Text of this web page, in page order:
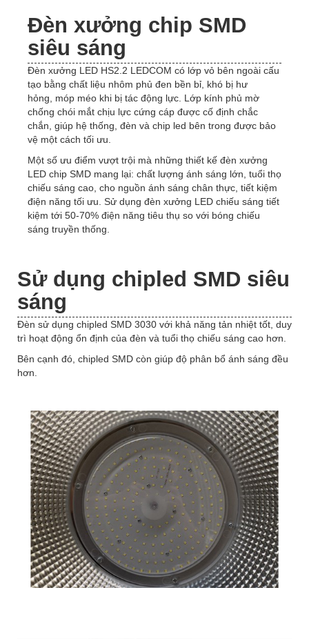
Đèn xưởng chip SMD
siêu sáng
Đèn xưởng LED HS2.2 LEDCOM có lớp vỏ bên ngoài cấu
tạo bằng chất liệu nhôm phủ đen bền bỉ, khó bị hư
hỏng, móp méo khi bị tác động lực. Lớp kính phủ mờ
chống chói mắt chịu lực cứng cáp được cố định chắc
chắn, giúp hệ thống, đèn và chip led bên trong được bảo
vệ một cách tối ưu.
Một số ưu điểm vượt trội mà những thiết kế đèn xưởng
LED chip SMD mang lại: chất lượng ánh sáng lớn, tuổi thọ
chiếu sáng cao, cho nguồn ánh sáng chân thực, tiết kiệm
điện năng tối ưu. Sử dụng đèn xưởng LED chiếu sáng tiết
kiệm tới 50-70% điện năng tiêu thụ so với bóng chiếu
sáng truyền thống.
Sử dụng chipled SMD siêu
sáng
Đèn sử dụng chipled SMD 3030 với khả năng tản nhiệt tốt, duy
trì hoạt động ổn định của đèn và tuổi thọ chiếu sáng cao hơn.
Bên cạnh đó, chipled SMD còn giúp độ phân bổ ánh sáng đều
hơn.